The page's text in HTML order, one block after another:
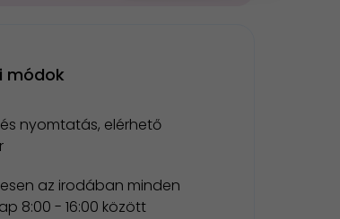
módok
nyomtatás, elérhető
az irodában minden
8:00 - 16:00 között